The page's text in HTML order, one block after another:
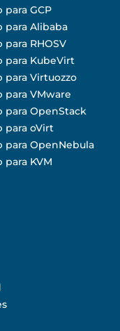
para GCP
para Alibaba
RHOSV
para KubeVirt
para Virtuozzo
para VMware
para OpenStack
para oVirt
para OpenNebula
para KVM